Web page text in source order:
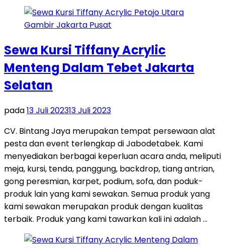
Sewa Kursi Tiffany Acrylic
Menteng Dalam Tebet Jakarta
Selatan
pada13 Juli 202313 Juli 2023
CV. Bintang Jaya merupakan tempat persewaan alat
pesta dan event terlengkap di Jabodetabek. Kami
menyediakan berbagai keperluan acara anda, meliputi
meja, kursi, tenda, panggung, backdrop, tiang antrian,
gong peresmian, karpet, podium, sofa, dan poduk-
produk lain yang kami sewakan. Semua produk yang
kami sewakan merupakan produk dengan kualitas
terbaik. Produk yang kami tawarkan kali ini adalah …